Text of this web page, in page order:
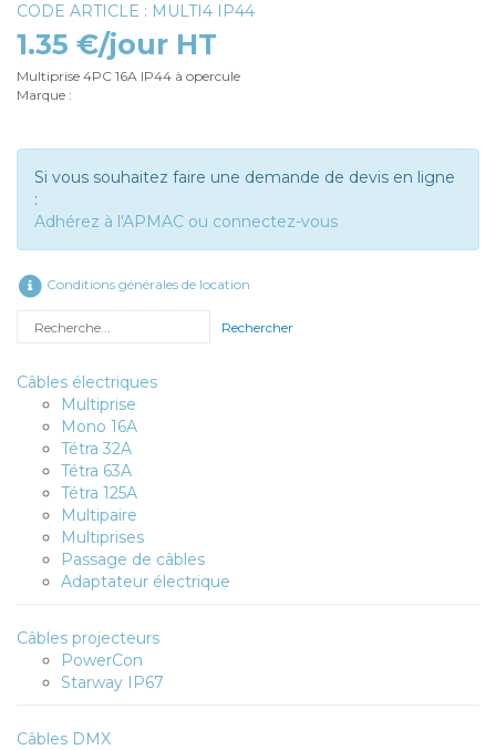
CODE ARTICLE : MULTI4 IP44
1.35 €/jour HT
Multiprise 4PC 16A IP44 à opercule
Marque :
Si vous souhaitez faire une demande de devis en ligne
:
Adhérez à l'APMAC ou connectez-vous
Conditions générales de location
Rechercher
Câbles électriques
Multiprise
Mono 16A
Tétra 32A
Tétra 63A
Tétra 125A
Multipaire
Multiprises
Passage de câbles
Adaptateur électrique
Câbles projecteurs
PowerCon
Starway IP67
Câbles DMX